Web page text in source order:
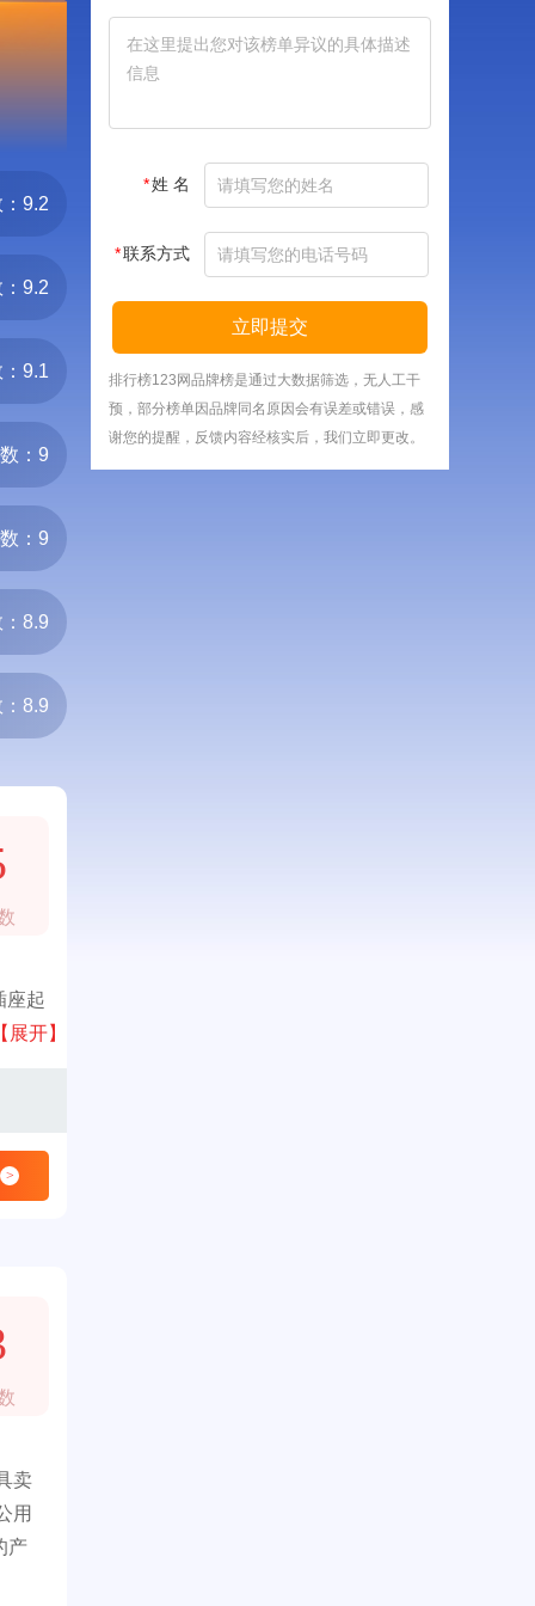
9.2
9.2
9.1
：9
：9
8.9
8.9
座起
【展开】
>
卖
用
产
*姓 名
*联系方式
立即提交
排行榜123网品牌榜是通过大数据筛选，无人工干
预，部分榜单因品牌同名原因会有误差或错误，感
谢您的提醒，反馈内容经核实后，我们立即更改。